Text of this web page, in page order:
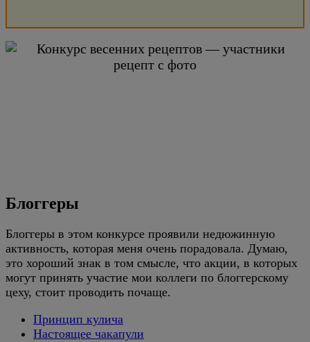
Блоггеры
Блоггеры в этом конкурсе проявили недюжинную
активность, которая меня очень порадовала. Думаю,
это хороший знак в том смысле, что акции, в которых
могут принять участие мои коллеги по блоггерскому
цеху, стоит проводить почаще.
Принцип кулича
Настоящее чакапули